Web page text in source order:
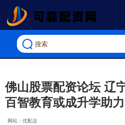
佛山股票配资论坛 辽
百智教育或成升学助力
网站：优配达